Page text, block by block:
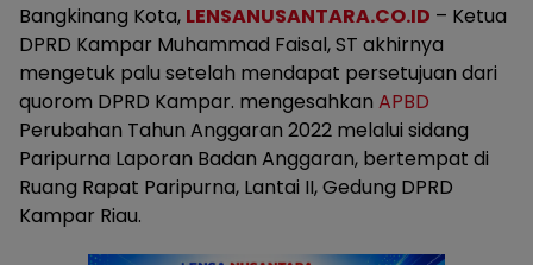
Bangkinang Kota, LENSANUSANTARA.CO.ID – Ketua
DPRD Kampar Muhammad Faisal, ST akhirnya
mengetuk palu setelah mendapat persetujuan dari
quorom DPRD Kampar. mengesahkan APBD
Perubahan Tahun Anggaran 2022 melalui sidang
Paripurna Laporan Badan Anggaran, bertempat di
Ruang Rapat Paripurna, Lantai II, Gedung DPRD
Kampar Riau.